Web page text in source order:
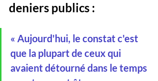
deniers publics :
« Aujourd'hui, le constat c'est
que la plupart de ceux qui
avaient détourné dans le temps